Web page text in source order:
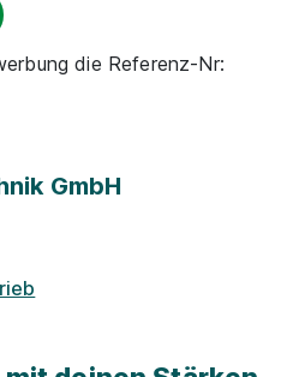
Leistungen
die Referenz-Nr:
GmbH